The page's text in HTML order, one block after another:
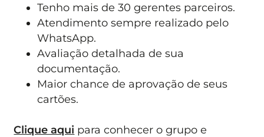
Tenho mais de 30 gerentes parceiros.
Atendimento sempre realizado pelo
WhatsApp.
Avaliação detalhada de sua
documentação.
Maior chance de aprovação de seus
cartões.
Clique aqui para conhecer o grupo e